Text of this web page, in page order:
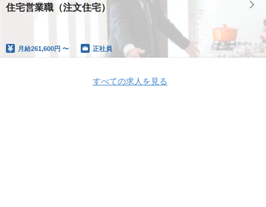
住宅営業職（注文住宅）
月給261,600円 〜 正社員
すべての求人を見る